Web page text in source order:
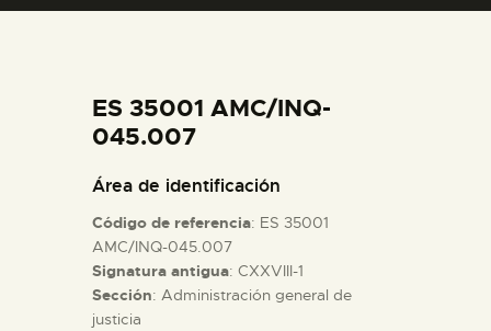
COLECCIONES
ESPAÑOL
PREPARAR LA VISITA
ES 35001 AMC/INQ-
045.007
Área de identificación
Código de referencia: ES 35001
AMC/INQ-045.007
Signatura antigua: CXXVIII-1
Sección: Administración general de
justicia